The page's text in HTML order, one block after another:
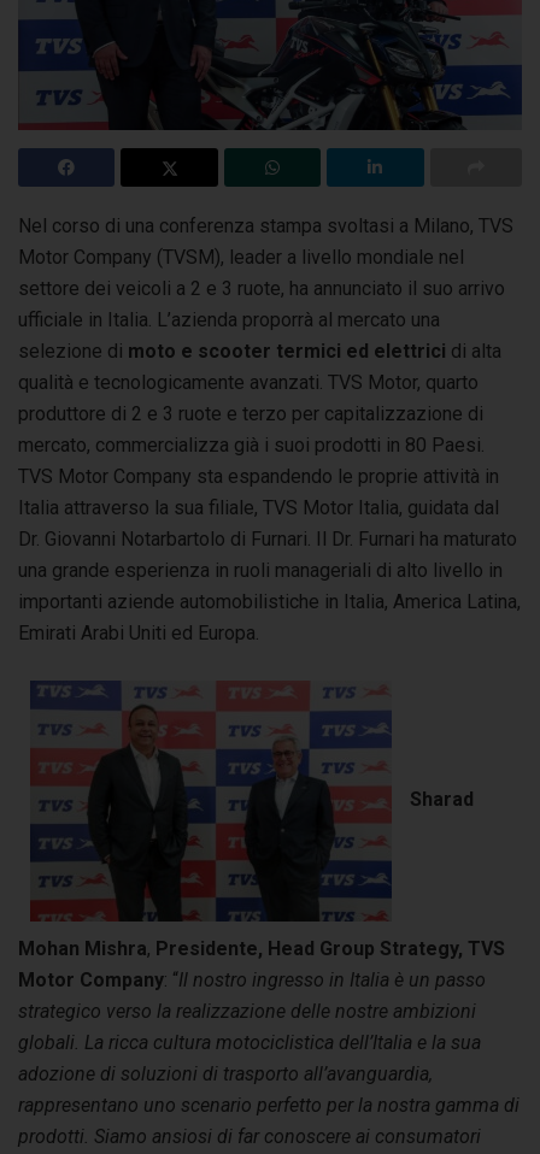
Nel corso di una conferenza stampa svoltasi a Milano, TVS
Motor Company (TVSM), leader a livello mondiale nel
settore dei veicoli a 2 e 3 ruote, ha annunciato il suo arrivo
ufficiale in Italia. L’azienda proporrà al mercato una
selezione di moto e scooter termici ed elettrici di alta
qualità e tecnologicamente avanzati. TVS Motor, quarto
produttore di 2 e 3 ruote e terzo per capitalizzazione di
mercato, commercializza già i suoi prodotti in 80 Paesi.
TVS Motor Company sta espandendo le proprie attività in
Italia attraverso la sua filiale, TVS Motor Italia, guidata dal
Dr. Giovanni Notarbartolo di Furnari. Il Dr. Furnari ha maturato
una grande esperienza in ruoli manageriali di alto livello in
importanti aziende automobilistiche in Italia, America Latina,
Emirati Arabi Uniti ed Europa.
Sharad
Mohan Mishra, Presidente, Head Group Strategy, TVS
Motor Company: “Il nostro ingresso in Italia è un passo
strategico verso la realizzazione delle nostre ambizioni
globali. La ricca cultura motociclistica dell’Italia e la sua
adozione di soluzioni di trasporto all’avanguardia,
rappresentano uno scenario perfetto per la nostra gamma di
prodotti. Siamo ansiosi di far conoscere ai consumatori